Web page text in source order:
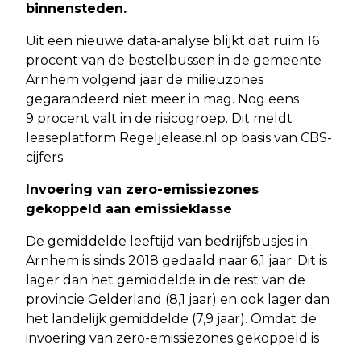
binnensteden.
Uit een nieuwe data-analyse blijkt dat ruim 16
procent van de bestelbussen in de gemeente
Arnhem volgend jaar de milieuzones
gegarandeerd niet meer in mag. Nog eens
9 procent valt in de risicogroep. Dit meldt
leaseplatform Regeljelease.nl op basis van CBS-
cijfers.
Invoering van zero-emissiezones
gekoppeld aan emissieklasse
De gemiddelde leeftijd van bedrijfsbusjes in
Arnhem is sinds 2018 gedaald naar 6,1 jaar. Dit is
lager dan het gemiddelde in de rest van de
provincie Gelderland (8,1 jaar) en ook lager dan
het landelijk gemiddelde (7,9 jaar). Omdat de
invoering van zero-emissiezones gekoppeld is